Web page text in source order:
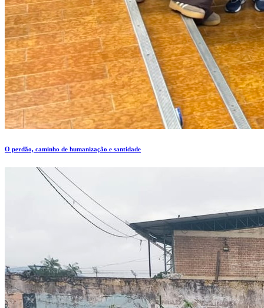
O perdão, caminho de humanização e santidade